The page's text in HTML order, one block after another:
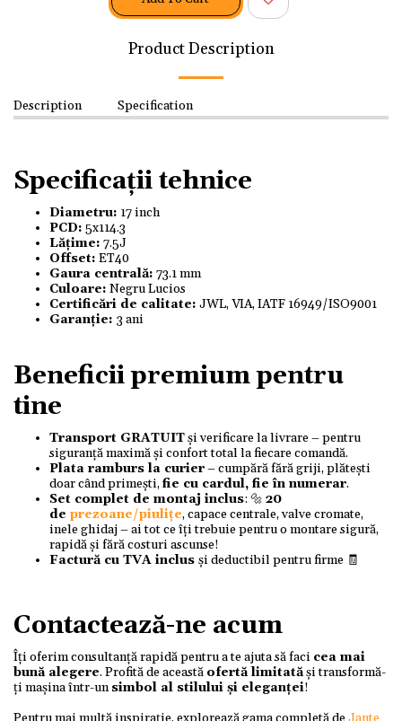
Product Description
Description Specification
Specificații tehnice
Diametru: 17 inch
PCD: 5x114.3
Lățime: 7.5J
Offset: ET40
Gaura centrală: 73.1 mm
Culoare: Negru Lucios
Certificări de calitate: JWL, VIA, IATF 16949/ISO9001
Garanție: 3 ani
Beneficii premium pentru
tine
Transport GRATUITși verificare la livrare – pentru
siguranță maximă și confort total la fiecare comandă.
Plata ramburs la curier– cumpără fără griji, plătești
doar când primești,fie cu cardul, fie în numerar.
Set complet de montaj inclus: 🔩 20
de prezoane/piulițe, capace centrale, valve cromate,
inele ghidaj – ai tot ce îți trebuie pentru o montare sigură,
rapidă și fără costuri ascunse!
Factură cu TVA inclus și deductibil pentru firme 🧾
Contactează-ne acum
Îți oferim consultanță rapidă pentru a te ajuta să faci cea mai
bună alegere. Profită de această ofertă limitatăși transformă-
ți mașina într-unsimbol al stilului și eleganței!